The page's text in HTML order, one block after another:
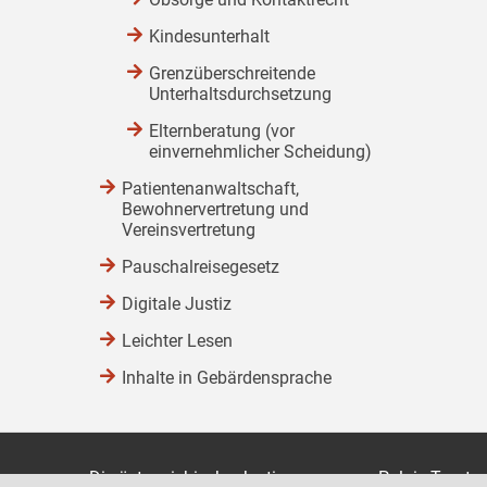
Kindesunterhalt
Grenzüberschreitende
Unterhaltsdurchsetzung
Elternberatung (vor
einvernehmlicher Scheidung)
Patientenanwaltschaft,
Bewohnervertretung und
Vereinsvertretung
Pauschalreisegesetz
Digitale Justiz
Leichter Lesen
Inhalte in Gebärdensprache
Die österreichische Justiz Palais